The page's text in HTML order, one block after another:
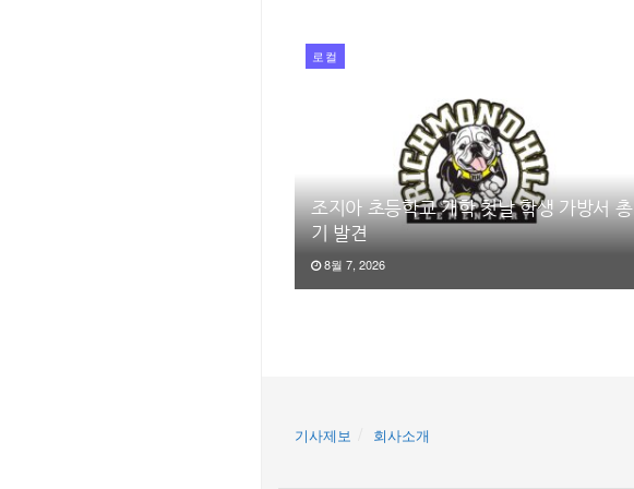
로컬
조지아 초등학교 개학 첫날 학생 가방서 총
기 발견
8월 7, 2026
기사제보 회사소개